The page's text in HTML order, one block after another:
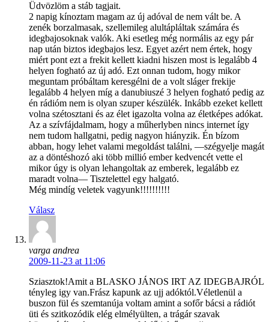
Üdvözlöm a stáb tagjait.
2 napig kínoztam magam az új adóval de nem vált be. A
zenék borzalmasak, szellemileg alultápláltak számára és
idegbajosoknak valók. Aki esetleg még normális az egy pár
nap után biztos idegbajos lesz. Egyet azért nem értek, hogy
miért pont ezt a frekit kellett kiadni hiszen most is legalább 4
helyen fogható az új adó. Ezt onnan tudom, hogy mikor
meguntam próbáltam keresgélni de a volt sláger frekije
legalább 4 helyen míg a danubiuszé 3 helyen fogható pedig az
én rádióm nem is olyan szuper készülék. Inkább ezeket kellett
volna szétosztani és az élet igazolta volna az életképes adókat.
Az a szívfájdalmam, hogy a műherlyben nincs internet így
nem tudom hallgatni, pedig nagyon hiányzik. Én bízom
abban, hogy lehet valami megoldást találni, —szégyelje magát
az a döntéshozó aki több millió ember kedvencét vette el
mikor úgy is olyan lehangoltak az emberek, legalább ez
maradt volna— Tisztelettel egy halgató.
Még mindíg veletek vagyunk!!!!!!!!!!
Válasz
varga andrea
2009-11-23 at 11:06
Sziasztok!Amit a BLASKO JÁNOS IRT AZ IDEGBAJRÓL
tényleg igy van.Frász kapunk az ujj adóktól.Véletlenül a
buszon fül és szemtanúja voltam amint a sofőr bácsi a rádiót
üti és szitkozódik elég elmélyülten, a trágár szavak